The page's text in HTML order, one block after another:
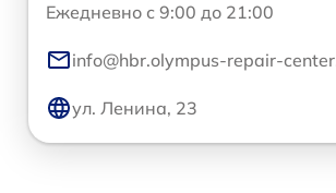
Ежедневно с 9:00 до 21:00
info@hbr.olympus-repair-
ул. Ленина, 23